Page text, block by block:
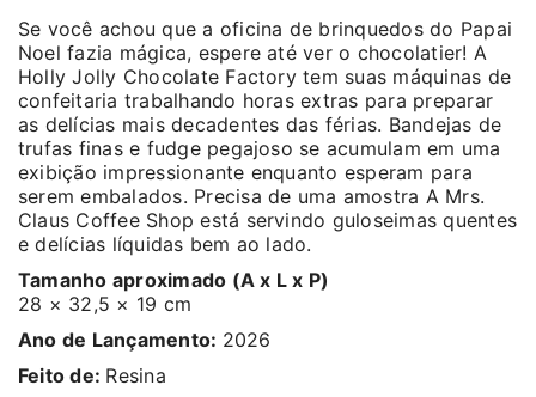
Se você achou que a oficina de brinquedos do Papai
Noel fazia mágica, espere até ver o chocolatier! A
Holly Jolly Chocolate Factory tem suas máquinas de
confeitaria trabalhando horas extras para preparar
as delícias mais decadentes das férias. Bandejas de
trufas finas e fudge pegajoso se acumulam em uma
exibição impressionante enquanto esperam para
serem embalados. Precisa de uma amostra A Mrs.
Claus Coffee Shop está servindo guloseimas quentes
e delícias líquidas bem ao lado.
Tamanho aproximado (A x L x P)
28 × 32,5 × 19 cm
Ano de Lançamento: 2026
Feito de: Resina